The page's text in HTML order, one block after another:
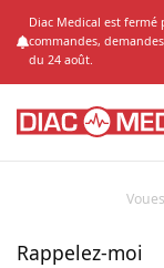
Diac Medical est fermé
commandes,
du 24 août.
Rappelez-moi